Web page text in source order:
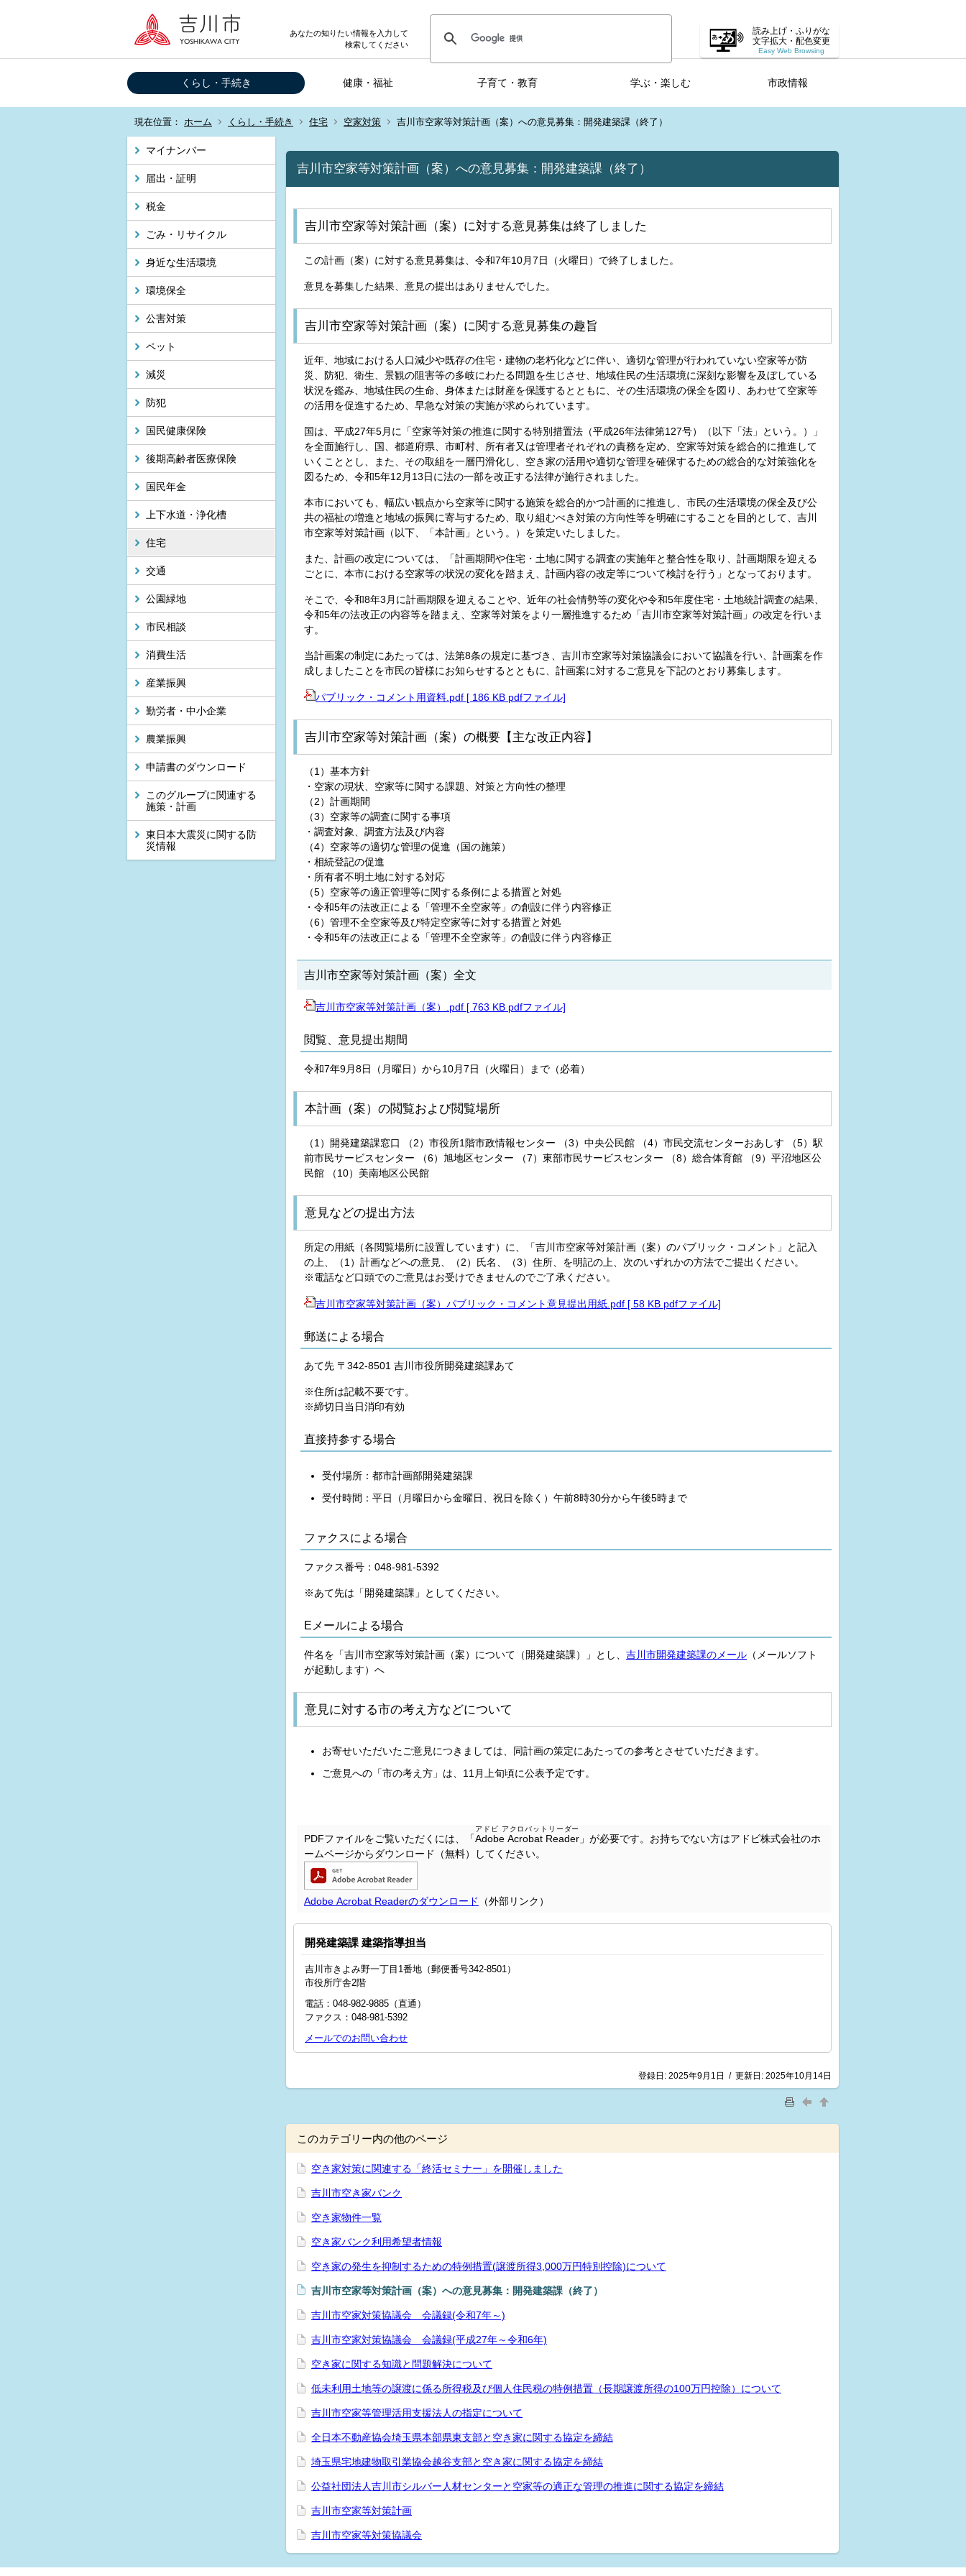
あなたの知りたい情報を入力して
検索してください
読み上げ・ふりがな
文字拡大・配色変更
Easy Web Browsing
くらし・手続き 健康・福祉 子育て・教育 学ぶ・楽しむ 市政情報
現在位置： ホーム くらし・手続き 住宅 空家対策 吉川市空家等対策計画（案）への意見募集：開発建築課（終了）
マイナンバー
届出・証明
税金
ごみ・リサイクル
身近な生活環境
環境保全
公害対策
ペット
減災
防犯
国民健康保険
後期高齢者医療保険
国民年金
上下水道・浄化槽
住宅
交通
公園緑地
市民相談
消費生活
産業振興
勤労者・中小企業
農業振興
申請書のダウンロード
このグループに関連する
施策・計画
東日本大震災に関する防
災情報
吉川市空家等対策計画（案）への意見募集：開発建築課（終了）
吉川市空家等対策計画（案）に対する意見募集は終了しました
この計画（案）に対する意見募集は、令和7年10月7日（火曜日）で終了しました。
意見を募集した結果、意見の提出はありませんでした。
吉川市空家等対策計画（案）に関する意見募集の趣旨
近年、地域における人口減少や既存の住宅・建物の老朽化などに伴い、適切な管理が行われていない空家等が防
災、防犯、衛生、景観の阻害等の多岐にわたる問題を生じさせ、地域住民の生活環境に深刻な影響を及ぼしている
状況を鑑み、地域住民の生命、身体または財産を保護するとともに、その生活環境の保全を図り、あわせて空家等
の活用を促進するため、早急な対策の実施が求められています。
国は、平成27年5月に「空家等対策の推進に関する特別措置法（平成26年法律第127号）（以下「法」という。）」
を全面施行し、国、都道府県、市町村、所有者又は管理者それぞれの責務を定め、空家等対策を総合的に推進して
いくこととし、また、その取組を一層円滑化し、空き家の活用や適切な管理を確保するための総合的な対策強化を
図るため、令和5年12月13日に法の一部を改正する法律が施行されました。
本市においても、幅広い観点から空家等に関する施策を総合的かつ計画的に推進し、市民の生活環境の保全及び公
共の福祉の増進と地域の振興に寄与するため、取り組むべき対策の方向性等を明確にすることを目的として、吉川
市空家等対策計画（以下、「本計画」という。）を策定いたしました。
また、計画の改定については、「計画期間や住宅・土地に関する調査の実施年と整合性を取り、計画期限を迎える
ごとに、本市における空家等の状況の変化を踏まえ、計画内容の改定等について検討を行う」となっております。
そこで、令和8年3月に計画期限を迎えることや、近年の社会情勢等の変化や令和5年度住宅・土地統計調査の結果、
令和5年の法改正の内容等を踏まえ、空家等対策をより一層推進するため「吉川市空家等対策計画」の改定を行いま
す。
当計画案の制定にあたっては、法第8条の規定に基づき、吉川市空家等対策協議会において協議を行い、計画案を作
成しましたことを市民の皆様にお知らせするとともに、計画案に対するご意見を下記のとおり募集します。
パブリック・コメント用資料.pdf [ 186 KB pdfファイル]
吉川市空家等対策計画（案）の概要【主な改正内容】
（1）基本方針
・空家の現状、空家等に関する課題、対策と方向性の整理
（2）計画期間
（3）空家等の調査に関する事項
・調査対象、調査方法及び内容
（4）空家等の適切な管理の促進（国の施策）
・相続登記の促進
・所有者不明土地に対する対応
（5）空家等の適正管理等に関する条例による措置と対処
・令和5年の法改正による「管理不全空家等」の創設に伴う内容修正
（6）管理不全空家等及び特定空家等に対する措置と対処
・令和5年の法改正による「管理不全空家等」の創設に伴う内容修正
吉川市空家等対策計画（案）全文
吉川市空家等対策計画（案）.pdf [ 763 KB pdfファイル]
閲覧、意見提出期間
令和7年9月8日（月曜日）から10月7日（火曜日）まで（必着）
本計画（案）の閲覧および閲覧場所
（1）開発建築課窓口 （2）市役所1階市政情報センター （3）中央公民館 （4）市民交流センターおあしす （5）駅
前市民サービスセンター （6）旭地区センター （7）東部市民サービスセンター （8）総合体育館 （9）平沼地区公
民館 （10）美南地区公民館
意見などの提出方法
所定の用紙（各閲覧場所に設置しています）に、「吉川市空家等対策計画（案）のパブリック・コメント」と記入
の上、（1）計画などへの意見、（2）氏名、（3）住所、を明記の上、次のいずれかの方法でご提出ください。
※電話など口頭でのご意見はお受けできませんのでご了承ください。
吉川市空家等対策計画（案）パブリック・コメント意見提出用紙.pdf [ 58 KB pdfファイル]
郵送による場合
あて先 〒342-8501 吉川市役所開発建築課あて
※住所は記載不要です。
※締切日当日消印有効
直接持参する場合
受付場所：都市計画部開発建築課
受付時間：平日（月曜日から金曜日、祝日を除く）午前8時30分から午後5時まで
ファクスによる場合
ファクス番号：048-981-5392
※あて先は「開発建築課」としてください。
Eメールによる場合
件名を「吉川市空家等対策計画（案）について（開発建築課）」とし、 吉川市開発建築課のメール （メールソフト
が起動します）へ
意見に対する市の考え方などについて
お寄せいただいたご意見につきましては、同計画の策定にあたっての参考とさせていただきます。
ご意見への「市の考え方」は、11月上旬頃に公表予定です。
PDFファイルをご覧いただくには、「Adobe Acrobat Reader
アドビ アクロバットリーダー
」が必要です。お持ちでない方はアドビ株式会社のホ
ームページからダウンロード（無料）してください。
Adobe Acrobat Readerのダウンロード （外部リンク）
開発建築課 建築指導担当
吉川市きよみ野一丁目1番地（郵便番号342-8501）
市役所庁舎2階
電話：048-982-9885（直通）
ファクス：048‐981‐5392
メールでのお問い合わせ
登録日: 2025年9月1日 / 更新日: 2025年10月14日
このカテゴリー内の他のページ
空き家対策に関連する「終活セミナー」を開催しました
吉川市空き家バンク
空き家物件一覧
空き家バンク利用希望者情報
空き家の発生を抑制するための特例措置(譲渡所得3,000万円特別控除)について
吉川市空家等対策計画（案）への意見募集：開発建築課（終了）
吉川市空家対策協議会 会議録(令和7年～)
吉川市空家対策協議会 会議録(平成27年～令和6年)
空き家に関する知識と問題解決について
低未利用土地等の譲渡に係る所得税及び個人住民税の特例措置（長期譲渡所得の100万円控除）について
吉川市空家等管理活用支援法人の指定について
全日本不動産協会埼玉県本部県東支部と空き家に関する協定を締結
埼玉県宅地建物取引業協会越谷支部と空き家に関する協定を締結
公益社団法人吉川市シルバー人材センターと空家等の適正な管理の推進に関する協定を締結
吉川市空家等対策計画
吉川市空家等対策協議会